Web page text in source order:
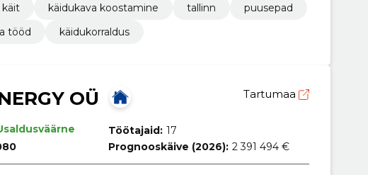
käit käidukava koostamine tallinn
puusepad
tööd
käidukorraldus
OÜ Tartumaa
Töötajaid: 17
Prognooskäive (2026): 2 391 494 €